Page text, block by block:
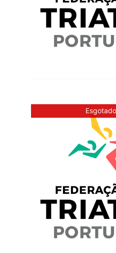
Esgotado